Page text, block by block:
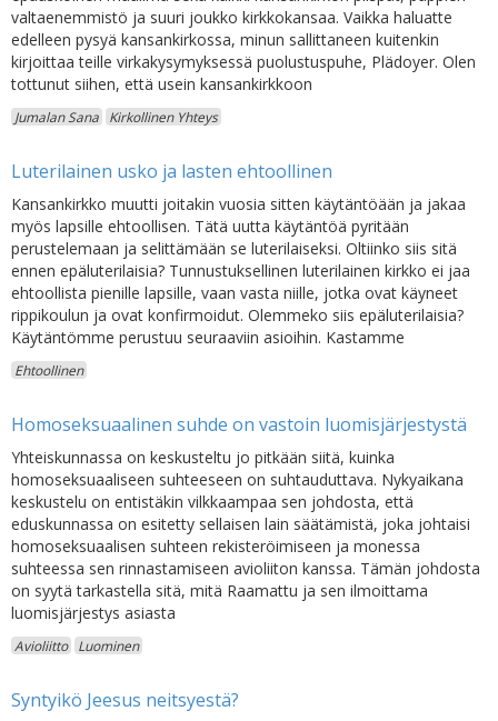
valtaenemmistö ja suuri joukko kirkkokansaa. Vaikka haluatte
edelleen pysyä kansankirkossa, minun sallittaneen kuitenkin
kirjoittaa teille virkakysymyksessä puolustuspuhe, Plädoyer. Olen
tottunut siihen, että usein kansankirkkoon
Jumalan Sana Kirkollinen Yhteys
Luterilainen usko ja lasten ehtoollinen
Kansankirkko muutti joitakin vuosia sitten käytäntöään ja jakaa
myös lapsille ehtoollisen. Tätä uutta käytäntöä pyritään
perustelemaan ja selittämään se luterilaiseksi. Oltiinko siis sitä
ennen epäluterilaisia? Tunnustuksellinen luterilainen kirkko ei jaa
ehtoollista pienille lapsille, vaan vasta niille, jotka ovat käyneet
rippikoulun ja ovat konfirmoidut. Olemmeko siis epäluterilaisia?
Käytäntömme perustuu seuraaviin asioihin. Kastamme
Ehtoollinen
Homoseksuaalinen suhde on vastoin luomisjärjestystä
Yhteiskunnassa on keskusteltu jo pitkään siitä, kuinka
homoseksuaaliseen suhteeseen on suhtauduttava. Nykyaikana
keskustelu on entistäkin vilkkaampaa sen johdosta, että
eduskunnassa on esitetty sellaisen lain säätämistä, joka johtaisi
homoseksuaalisen suhteen rekisteröimiseen ja monessa
suhteessa sen rinnastamiseen avioliiton kanssa. Tämän johdosta
on syytä tarkastella sitä, mitä Raamattu ja sen ilmoittama
luomisjärjestys asiasta
Avioliitto Luominen
Syntyikö Jeesus neitsyestä?